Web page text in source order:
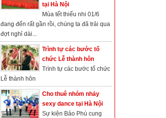
tại Hà Nội
Mùa tết thiếu nhi 01/6
đang đến rất gần rồi, chúng ta đã trải qua
đợt nghỉ dài...
Trình tự các bước tổ
chức Lễ thành hôn
Trình tự các bước tổ chức
Lễ thành hôn
Cho thuê nhóm nhảy
sexy dance tại Hà Nội
Sự kiện Bảo Phú cung